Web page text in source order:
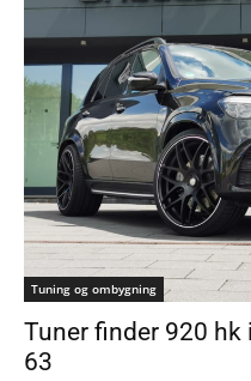
Tuning og ombygning
Tuner finder 920 hk
63